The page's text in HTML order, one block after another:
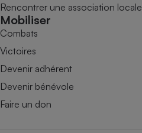
Rencontrer une association locale
Mobiliser
Combats
Victoires
Devenir adhérent
Devenir bénévole
Faire un don